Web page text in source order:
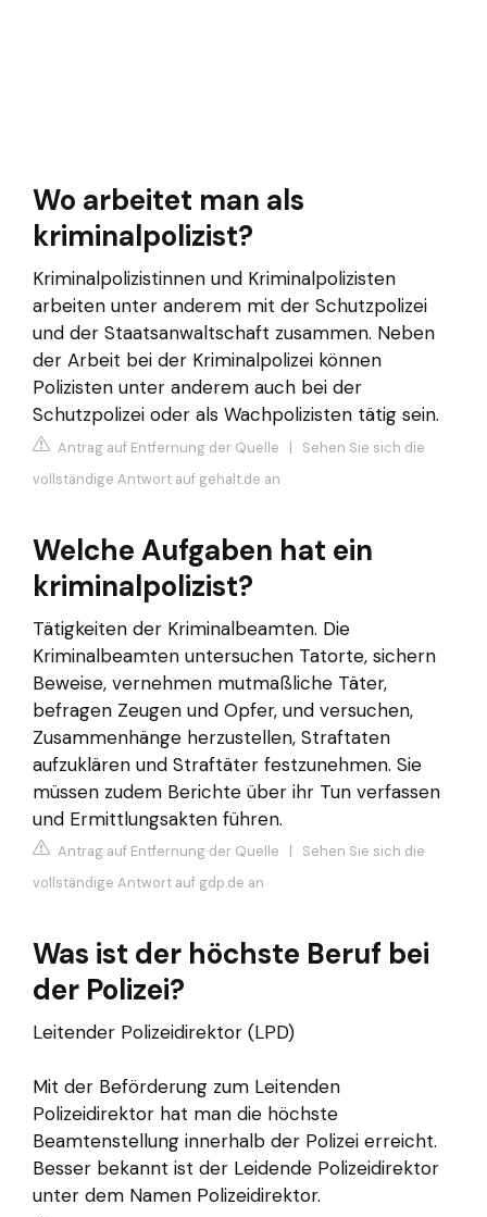
Wo arbeitet man als
kriminalpolizist?
Kriminalpolizistinnen und Kriminalpolizisten
arbeiten unter anderem mit der Schutzpolizei
und der Staatsanwaltschaft zusammen. Neben
der Arbeit bei der Kriminalpolizei können
Polizisten unter anderem auch bei der
Schutzpolizei oder als Wachpolizisten tätig sein.
Antrag auf Entfernung der Quelle | Sehen Sie sich die
vollständige Antwort auf gehalt.de an
Welche Aufgaben hat ein
kriminalpolizist?
Tätigkeiten der Kriminalbeamten. Die
Kriminalbeamten untersuchen Tatorte, sichern
Beweise, vernehmen mutmaßliche Täter,
befragen Zeugen und Opfer, und versuchen,
Zusammenhänge herzustellen, Straftaten
aufzuklären und Straftäter festzunehmen. Sie
müssen zudem Berichte über ihr Tun verfassen
und Ermittlungsakten führen.
Antrag auf Entfernung der Quelle | Sehen Sie sich die
vollständige Antwort auf gdp.de an
Was ist der höchste Beruf bei
der Polizei?
Leitender Polizeidirektor (LPD)
Mit der Beförderung zum Leitenden
Polizeidirektor hat man die höchste
Beamtenstellung innerhalb der Polizei erreicht.
Besser bekannt ist der Leidende Polizeidirektor
unter dem Namen Polizeidirektor.